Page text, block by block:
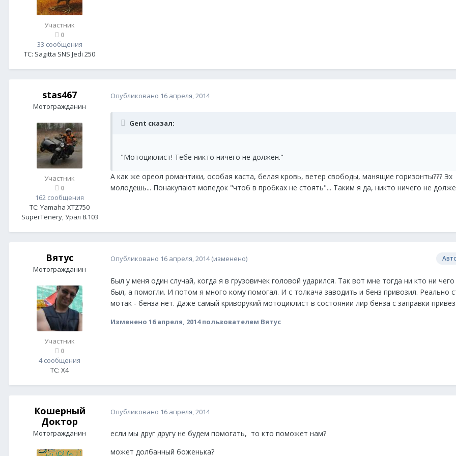
Участник
0
33 сообщения
ТС: Sagitta SNS Jedi 250
stas467
Мотогражданин
Участник
0
162 сообщения
ТС: Yamaha XTZ750
SuperTenery, Урал 8.103
Опубликовано 16 апреля, 2014
Gent сказал:
"Мотоциклист! Тебе никто ничего не должен."
А как же ореол романтики, особая каста, белая кровь, ветер свободы, манящие горизонты??? Эх
молодешь... Понакупают мопедок "чтоб в пробках не стоять"... Таким я да, никто ничего не
Вятус
Мотогражданин
Участник
0
4 сообщения
ТС: X4
Опубликовано 16 апреля, 2014 (изменено)
Был у меня один случай, когда я в грузовичек головой ударился. Так вот мне тогда ни кто ни
был, а помогли. И потом я много кому помогал. И с толкача заводить и бенз привозил. Реально
мотак - бенза нет. Даже самый криворукий мотоциклист в состоянии лир бенза с заправки
Изменено 16 апреля, 2014пользователем Вятус
Кошерный
Доктор
Мотогражданин
Опубликовано 16 апреля, 2014
если мы друг другу не будем помогать, то кто поможет нам?
может долбанный боженька?